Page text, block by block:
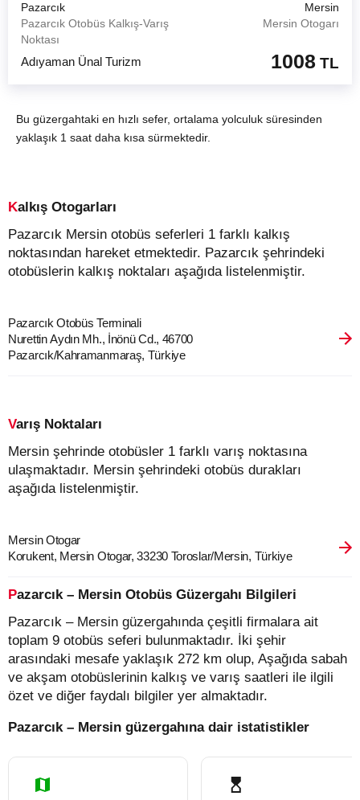
Pazarcık
Mersin
Pazarcık Otobüs Kalkış-Varış
Noktası
Mersin Otogarı
Adıyaman Ünal Turizm 1008 TL
Bu güzergahtaki en hızlı sefer, ortalama yolculuk süresinden
yaklaşık 1 saat daha kısa sürmektedir.
Kalkış Otogarları
Pazarcık Mersin otobüs seferleri 1 farklı kalkış
noktasından hareket etmektedir. Pazarcık şehrindeki
otobüslerin kalkış noktaları aşağıda listelenmiştir.
Pazarcık Otobüs Terminali
Nurettin Aydın Mh., İnönü Cd., 46700
Pazarcık/Kahramanmaraş, Türkiye
Varış Noktaları
Mersin şehrinde otobüsler 1 farklı varış noktasına
ulaşmaktadır. Mersin şehrindeki otobüs durakları
aşağıda listelenmiştir.
Mersin Otogar
Korukent, Mersin Otogar, 33230 Toroslar/Mersin, Türkiye
Pazarcık – Mersin Otobüs Güzergahı Bilgileri
Pazarcık – Mersin güzergahında çeşitli firmalara ait
toplam 9 otobüs seferi bulunmaktadır. İki şehir
arasındaki mesafe yaklaşık 272 km olup, Aşağıda sabah
ve akşam otobüslerinin kalkış ve varış saatleri ile ilgili
özet ve diğer faydalı bilgiler yer almaktadır.
Pazarcık – Mersin güzergahına dair istatistikler